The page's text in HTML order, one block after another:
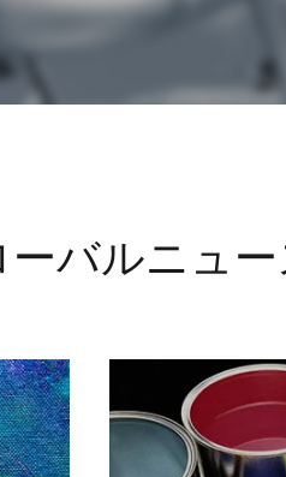
バルニュー